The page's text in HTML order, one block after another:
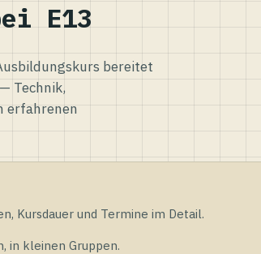
E13
bereitet
Technik,
erfahrenen
Kursdauer und Termine im Detail.
in kleinen Gruppen.